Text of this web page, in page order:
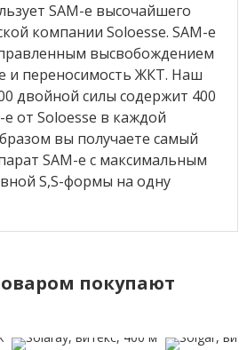
SAM-e высочайшего
компании Soloesse. SAM-e
высвобождением
и переносимость ЖКТ. Наш
двойной силы содержит 400
e от Soloesse в каждой
вы получаете самый
SAM-e с максимальным
S,S-формы на одну
покупают